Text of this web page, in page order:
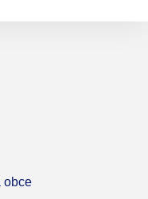
obce